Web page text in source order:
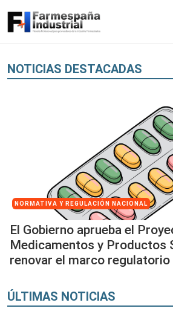
Menu
NOTICIAS DESTACADAS
NORMATIVA Y REGULACIÓN NACIONAL
El Gobierno aprueba el
Medicamentos y Productos
renovar el marco regulatorio
ÚLTIMAS NOTICIAS